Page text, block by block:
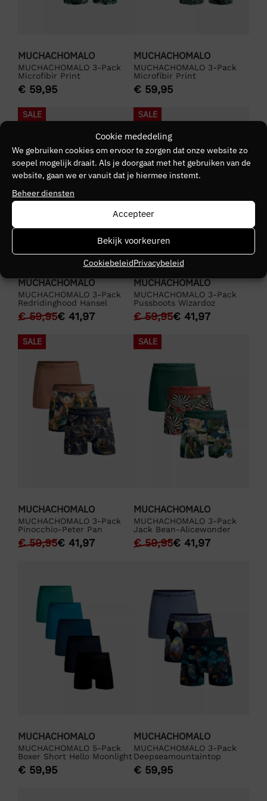
Cookie mededeling
We gebruiken cookies om ervoor te zorgen dat onze website zo
soepel mogelijk draait. Als je doorgaat met het gebruiken van de
website, gaan we er vanuit dat je hiermee instemt.
Beheer diensten
Accepteer
Bekijk voorkeuren
CookiebeleidPrivacybeleid
MUCHACHOMALO
MUCHACHOMALO 3-Pack
Microfibir Print
€ 59,95
MUCHACHOMALO
MUCHACHOMALO 3-Pack
Microfibir Print
€ 59,95
SALE
MUCHACHOMALO
MUCHACHOMALO 3-Pack
Redridinghood Hansel
€59,95€ 41,97
SALE
MUCHACHOMALO
MUCHACHOMALO 3-Pack
Pussboots Wizardoz
€59,95€ 41,97
SALE
MUCHACHOMALO
MUCHACHOMALO 3-Pack
Pinocchio-Peter Pan
€59,95€ 41,97
SALE
MUCHACHOMALO
MUCHACHOMALO 3-Pack
Jack Bean-Alicewonder
€59,95€ 41,97
MUCHACHOMALO
MUCHACHOMALO 5-Pack
Boxer Short Hello Moonlight
€ 59,95
MUCHACHOMALO
MUCHACHOMALO 3-Pack
Deepseamountaintop
€ 59,95